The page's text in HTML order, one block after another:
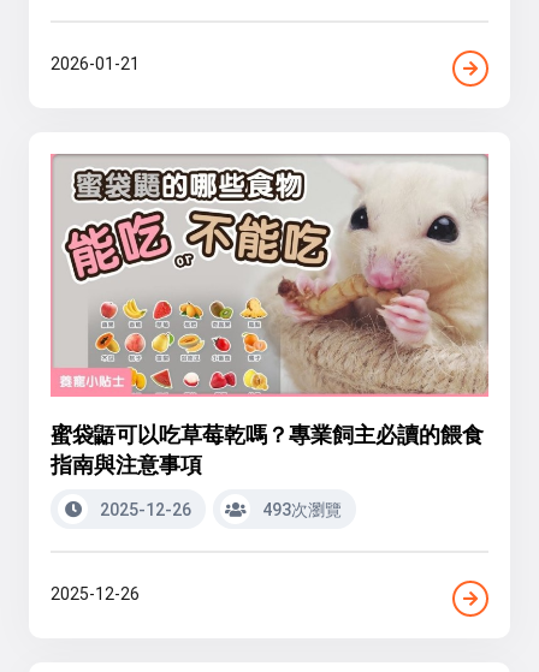
2026-01-21
蜜袋鼯可以吃草莓乾嗎？專業飼主必讀的餵食
指南與注意事項
2025-12-26 493次瀏覽
2025-12-26